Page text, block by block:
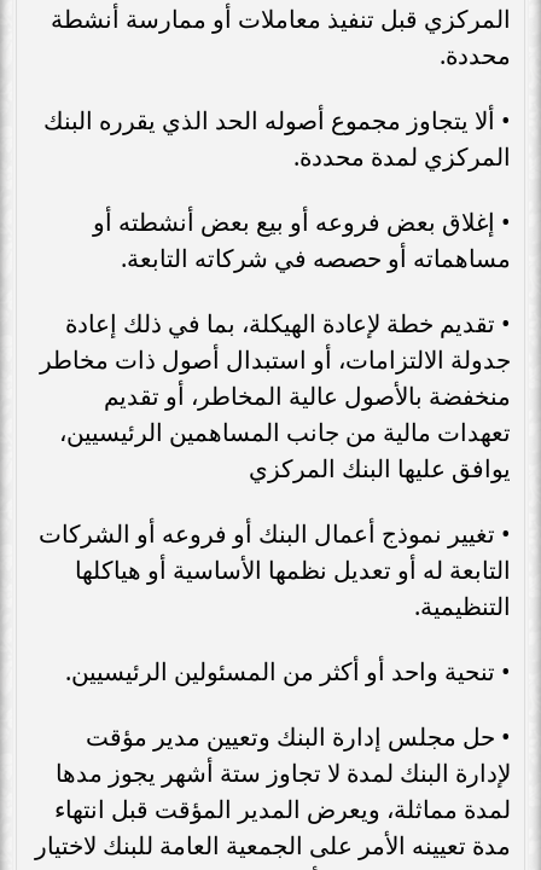
المركزي قبل تنفيذ معاملات أو ممارسة أنشطة
محددة.
• ألا يتجاوز مجموع أصوله الحد الذي يقرره البنك
المركزي لمدة محددة.
• إغلاق بعض فروعه أو بيع بعض أنشطته أو
مساهماته أو حصصه في شركاته التابعة.
• تقديم خطة لإعادة الهيكلة، بما في ذلك إعادة
جدولة الالتزامات، أو استبدال أصول ذات مخاطر
منخفضة بالأصول عالية المخاطر، أو تقديم
تعهدات مالية من جانب المساهمين الرئيسيين،
يوافق عليها البنك المركزي
• تغيير نموذج أعمال البنك أو فروعه أو الشركات
التابعة له أو تعديل نظمها الأساسية أو هياكلها
التنظيمية.
• تنحية واحد أو أكثر من المسئولين الرئيسيين.
• حل مجلس إدارة البنك وتعيين مدير مؤقت
لإدارة البنك لمدة لا تجاوز ستة أشهر يجوز مدها
لمدة مماثلة، ويعرض المدير المؤقت قبل انتهاء
مدة تعيينه الأمر على الجمعية العامة للبنك لاختيار